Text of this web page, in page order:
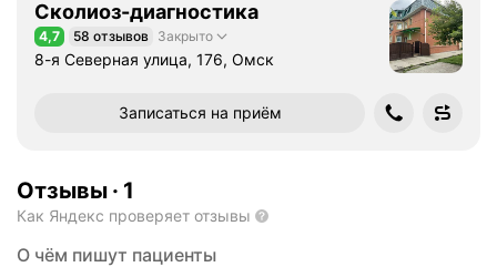
Сколиоз-диагностика
Рейтинг 4,7 из 5
4,7 58 отзывов Закрыто
8-я Северная улица, 176, Омск
Записаться на приём
Отзывы · 1
Как Яндекс проверяет отзывы
О чём пишут пациенты